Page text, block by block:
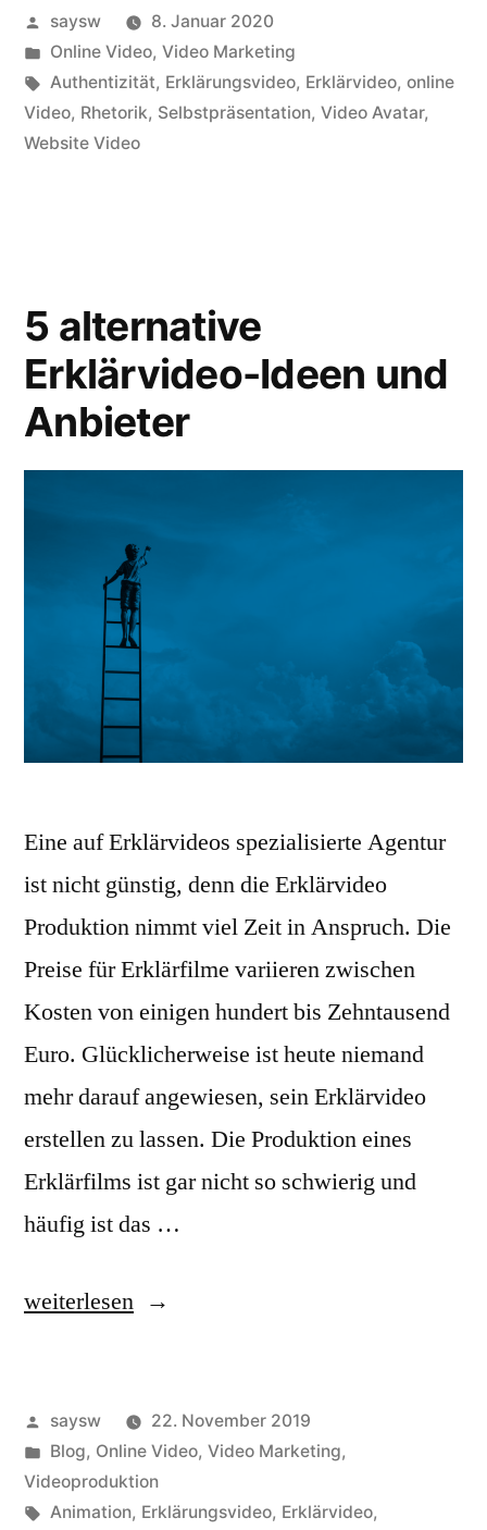
Veröffentlicht
von
saysw
8. Januar 2020
Veröffentlicht
in
Online Video, Video Marketing
Schlagwörter:
Authentizität, Erklärungsvideo, Erklärvideo, online
Video, Rhetorik, Selbstpräsentation, Video Avatar,
Website Video
5 alternative
Erklärvideo-Ideen und
Anbieter
Eine auf Erklärvideos spezialisierte Agentur
ist nicht günstig, denn die Erklärvideo
Produktion nimmt viel Zeit in Anspruch. Die
Preise für Erklärfilme variieren zwischen
Kosten von einigen hundert bis Zehntausend
Euro. Glücklicherweise ist heute niemand
mehr darauf angewiesen, sein Erklärvideo
erstellen zu lassen. Die Produktion eines
Erklärfilms ist gar nicht so schwierig und
häufig ist das …
“5
Ideen
und
Anbieter”
weiterlesen
Veröffentlicht
von
saysw
22. November 2019
Veröffentlicht
in
Blog, Online Video, Video Marketing,
Videoproduktion
Schlagwörter:
Animation, Erklärungsvideo, Erklärvideo,